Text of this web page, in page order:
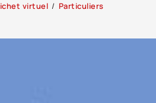
virtuel / Particuliers